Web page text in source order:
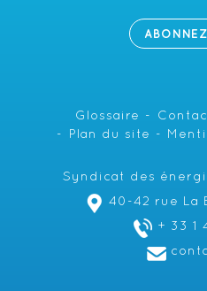
Glossaire
Plan du site
Syndicat des
40-42 rue La
+ 33 1